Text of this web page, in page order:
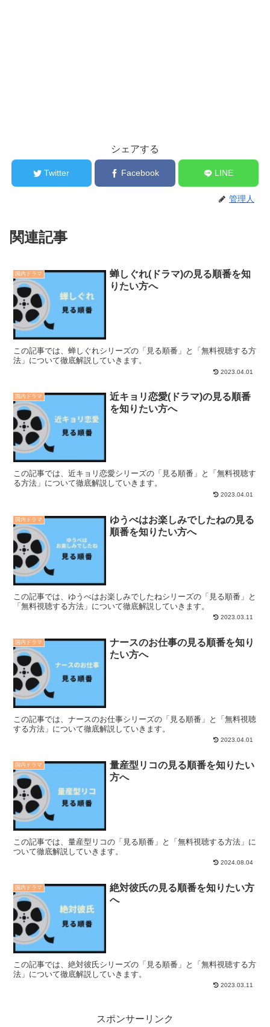
シェアする
Twitter Facebook LINE
管理人
関連記事
国内ドラマ
蝉しぐれ(ドラマ)の見る順番を知
りたい方へ
この記事では、蝉しぐれシリーズの「見る順番」と「無料視聴する方
法」について徹底解説していきます。
2023.04.01
国内ドラマ
近キョリ恋愛(ドラマ)の見る順番
を知りたい方へ
この記事では、近キョリ恋愛シリーズの「見る順番」と「無料視聴す
る方法」について徹底解説していきます。
2023.04.01
国内ドラマ
ゆうべはお楽しみでしたねの見る
順番を知りたい方へ
この記事では、ゆうべはお楽しみでしたねシリーズの「見る順番」と
「無料視聴する方法」について徹底解説していきます。
2023.03.11
国内ドラマ
ナースのお仕事の見る順番を知り
たい方へ
この記事では、ナースのお仕事シリーズの「見る順番」と「無料視聴
する方法」について徹底解説していきます。
2023.04.01
国内ドラマ
量産型リコの見る順番を知りたい
方へ
この記事では、量産型リコの「見る順番」と「無料視聴する方法」に
ついて徹底解説していきます。
2024.08.04
国内ドラマ
絶対彼氏の見る順番を知りたい方
へ
この記事では、絶対彼氏シリーズの「見る順番」と「無料視聴する方
法」について徹底解説していきます。
2023.03.11
スポンサーリンク